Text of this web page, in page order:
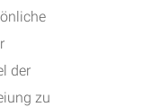
der
zu